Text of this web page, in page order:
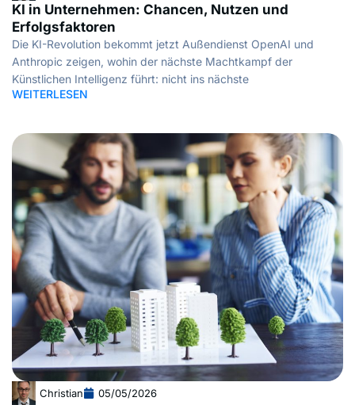
KI in Unternehmen: Chancen, Nutzen und
Erfolgsfaktoren
Die KI-Revolution bekommt jetzt Außendienst OpenAI und
Anthropic zeigen, wohin der nächste Machtkampf der
Künstlichen Intelligenz führt: nicht ins nächste
WEITERLESEN
Christian 05/05/2026